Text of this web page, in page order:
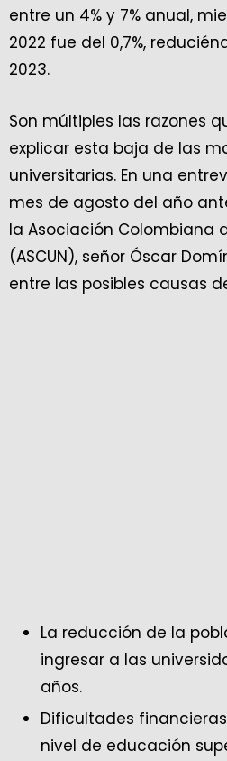
entre un 4% y 7% anual,
2022 fue del 0,7%,
2023.
Son múltiples las razones
explicar esta baja de las
universitarias. En una
mes de agosto del año
la Asociación Colombiana
(ASCUN), señor Óscar
entre las posibles causas
La reducción de la
ingresar a las
años.
Dificultades
nivel de educación